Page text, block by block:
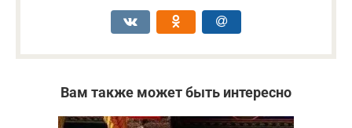
Вам также может быть интересно